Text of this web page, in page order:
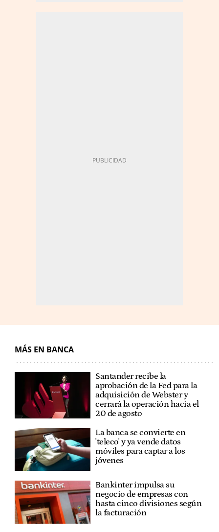
MÁS EN BANCA
Santander recibe la
aprobación de la Fed para la
adquisición de Webster y
cerrará la operación hacia el
20 de agosto
La banca se convierte en
'teleco' y ya vende datos
móviles para captar a los
jóvenes
Bankinter impulsa su
negocio de empresas con
hasta cinco divisiones según
la facturación